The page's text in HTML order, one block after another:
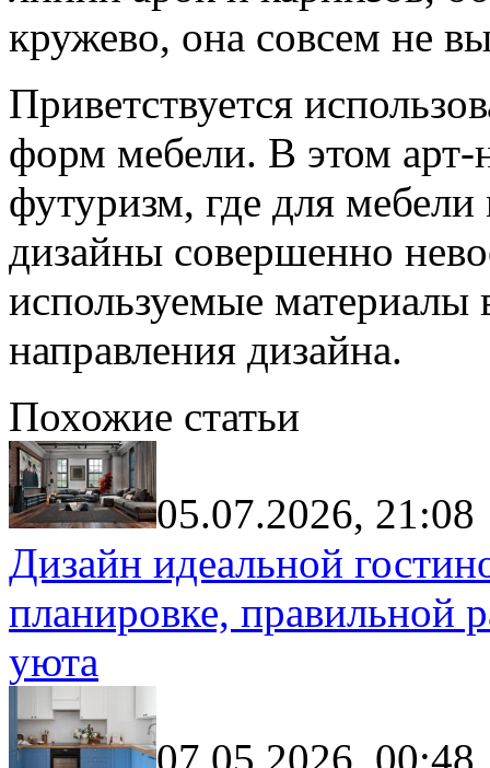
кружево, она совсем не
Приветствуется
форм мебели. В этом арт-
футуризм, где для мебели
дизайны совершенно
используемые материалы
направления дизайна.
Похожие статьи
05.07.2026, 21:08
Дизайн идеальной
планировке, правильной
уюта
07.05.2026, 00:48